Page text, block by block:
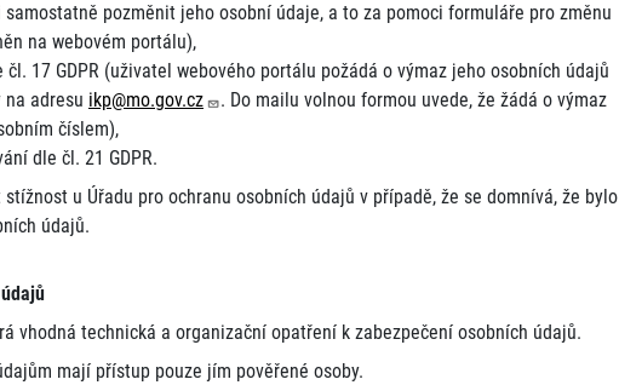
pozměnit jeho osobní údaje, a to za pomoci formuláře pro změnu
na webovém portálu),
17 GDPR (uživatel webového portálu požádá o výmaz jeho osobních údajů
adresu ikp@mo.gov.cz
. Do mailu volnou formou uvede, že žádá o výmaz
číslem),
dle čl. 21 GDPR.
u Úřadu pro ochranu osobních údajů v případě, že se domnívá, že bylo
údajů.
vhodná technická a organizační opatření k zabezpečení osobních údajů.
mají přístup pouze jím pověřené osoby.